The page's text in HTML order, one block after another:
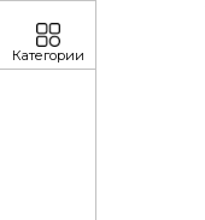
Категории